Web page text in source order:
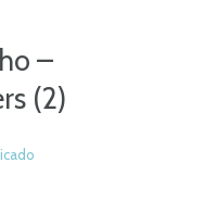
–
(2)